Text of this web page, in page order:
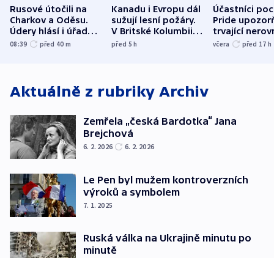
Rusové útočili na
Charkov a Oděsu.
Údery hlásí i úřady v
Bělgorodu
08:39 před 40 m
Kanadu i Evropu dál
sužují lesní požáry.
V Britské Kolumbii
evakuovali tisíce lidí
před 5h
Účastníci
Pride
trvající
včera před 17 h
Aktuálně z rubriky Archiv
Zemřela „česká Bardotka“ Jana
Brejchová
6. 2. 2026 6. 2. 2026
Le Pen byl mužem kontroverzních
výroků a symbolem
7. 1. 2025
Ruská válka na Ukrajině minutu po
minutě